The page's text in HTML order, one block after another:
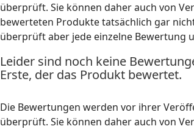
überprüft. Sie können daher auch von
bewerteten Produkte tatsächlich gar
überprüft aber jede einzelne Bewertung
Leider sind noch keine
Erste, der das Produkt bewertet.
Die Bewertungen werden vor ihrer
überprüft. Sie können daher auch von